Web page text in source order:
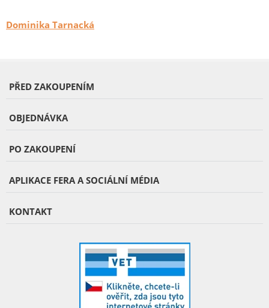
Dominika Tarnacká
PŘED ZAKOUPENÍM
OBJEDNÁVKA
PO ZAKOUPENÍ
APLIKACE FERA A SOCIÁLNÍ MÉDIA
KONTAKT